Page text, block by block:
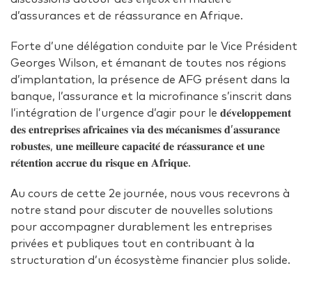
d’assurances et de réassurance en Afrique.
Forte d’une délégation conduite par le Vice Président
Georges Wilson, et émanant de toutes nos régions
d’implantation, la présence de AFG présent dans la
banque, l’assurance et la microfinance s’inscrit dans
l’intégration de l’urgence d’agir pour le 𝐝𝐞́𝐯𝐞𝐥𝐨𝐩𝐩𝐞𝐦𝐞𝐧𝐭
𝐝𝐞𝐬 𝐞𝐧𝐭𝐫𝐞𝐩𝐫𝐢𝐬𝐞𝐬 𝐚𝐟𝐫𝐢𝐜𝐚𝐢𝐧𝐞𝐬 𝐯𝐢𝐚 𝐝𝐞𝐬 𝐦𝐞́𝐜𝐚𝐧𝐢𝐬𝐦𝐞𝐬 𝐝’𝐚𝐬𝐬𝐮𝐫𝐚𝐧𝐜𝐞
𝐫𝐨𝐛𝐮𝐬𝐭𝐞𝐬, 𝐮𝐧𝐞 𝐦𝐞𝐢𝐥𝐥𝐞𝐮𝐫𝐞 𝐜𝐚𝐩𝐚𝐜𝐢𝐭𝐞́ 𝐝𝐞 𝐫𝐞́𝐚𝐬𝐬𝐮𝐫𝐚𝐧𝐜𝐞 𝐞𝐭 𝐮𝐧𝐞
𝐫𝐞́𝐭𝐞𝐧𝐭𝐢𝐨𝐧 𝐚𝐜𝐜𝐫𝐮𝐞 𝐝𝐮 𝐫𝐢𝐬𝐪𝐮𝐞 𝐞𝐧 𝐀𝐟𝐫𝐢𝐪𝐮𝐞.
Au cours de cette 2e journée, nous vous recevrons à
notre stand pour discuter de nouvelles solutions
pour accompagner durablement les entreprises
privées et publiques tout en contribuant à la
structuration d’un écosystème financier plus solide.